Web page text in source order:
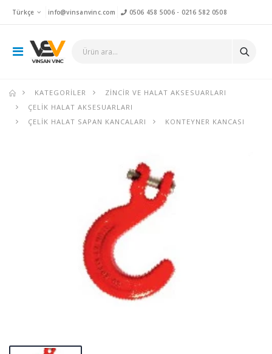
Türkçe info@vinsanvinc.com 0506 458 5006- 0216 582 0508
KATEGORILER
ZINCIR VE HALAT AKSESUARLARI
ÇELIK HALAT AKSESUARLARI
ÇELIK HALAT SAPAN KANCALARI
KONTEYNER KANCASI